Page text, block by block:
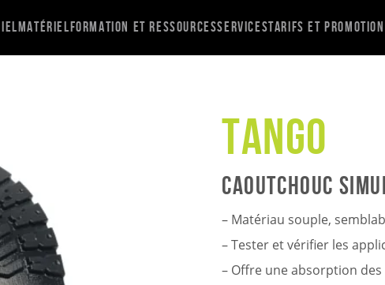
MatérielFormation et ressourcesServicesTarifs et
Tango
Caoutchouc
– Matériau souple,
– Tester et vérifier les
– Offre une absorption